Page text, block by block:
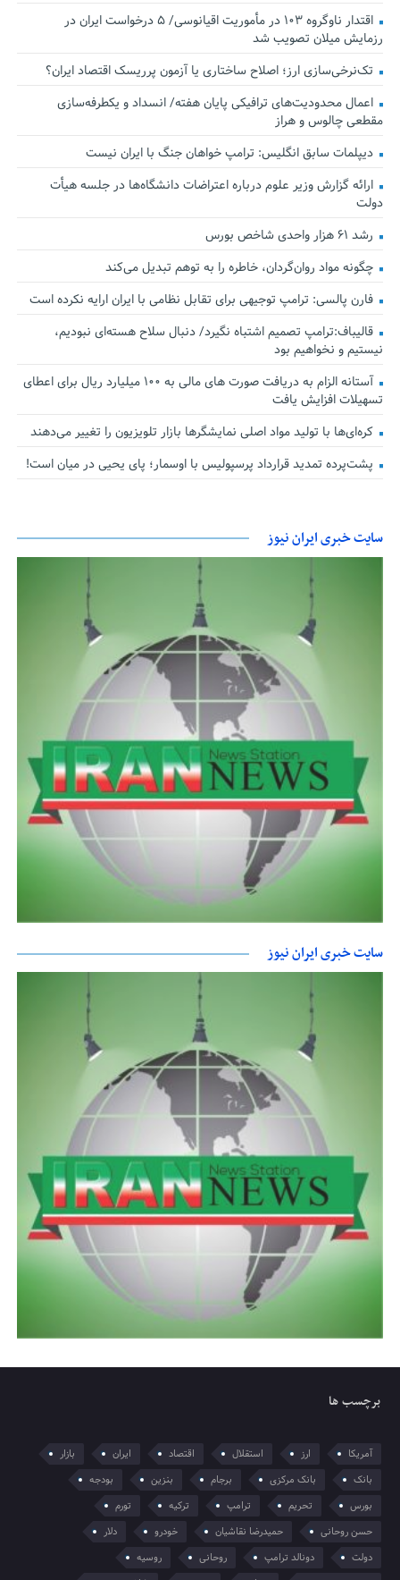
اقتدار ناوگروه ۱۰۳ در مأموریت‌ اقیانوسی/ ۵ درخواست ایران در
رزمایش میلان تصویب شد
تک‌نرخی‌سازی ارز؛ اصلاح ساختاری یا آزمون پرریسک اقتصاد ایران؟
اعمال محدودیت‌های ترافیکی پایان هفته/ انسداد و یکطرفه‌سازی
مقطعی چالوس و هراز
دیپلمات سابق انگلیس:‌ ترامپ خواهان جنگ با ایران نیست
ارائه گزارش وزیر علوم درباره اعتراضات دانشگاه‌ها در جلسه هیأت
دولت
رشد ۶۱ هزار واحدی شاخص بورس
چگونه مواد روان‌گردان، خاطره را به توهم تبدیل می‌کند
فارن پالسی: ترامپ توجیهی برای تقابل نظامی با ایران ارایه نکرده است
قالیباف:ترامپ تصمیم اشتباه نگیرد/ دنبال سلاح هسته‌ای نبودیم،
نیستیم و نخواهیم بود
آستانه الزام به دریافت صورت های مالی به ۱۰۰ میلیارد ریال برای اعطای
تسهیلات افزایش یافت
کره‌ای‌ها با تولید مواد اصلی نمایشگرها بازار تلویزیون را تغییر می‌دهند
پشت‌پرده تمدید قرارداد پرسپولیس با اوسمار؛ پای یحیی در میان است!
سایت خبری ایران نیوز
سایت خبری ایران نیوز
برچسب ها
آمریکا ارز استقلال اقتصاد ایران
بازار
بانک
بانک مرکزی برجام بنزین
بودجه
بورس
تحریم ترامپ ترکیه
تورم
حسن روحانی
حمیدرضا نقاشیان خودرو
دلار
دولت
دونالد ترامپ روحانی
روسیه